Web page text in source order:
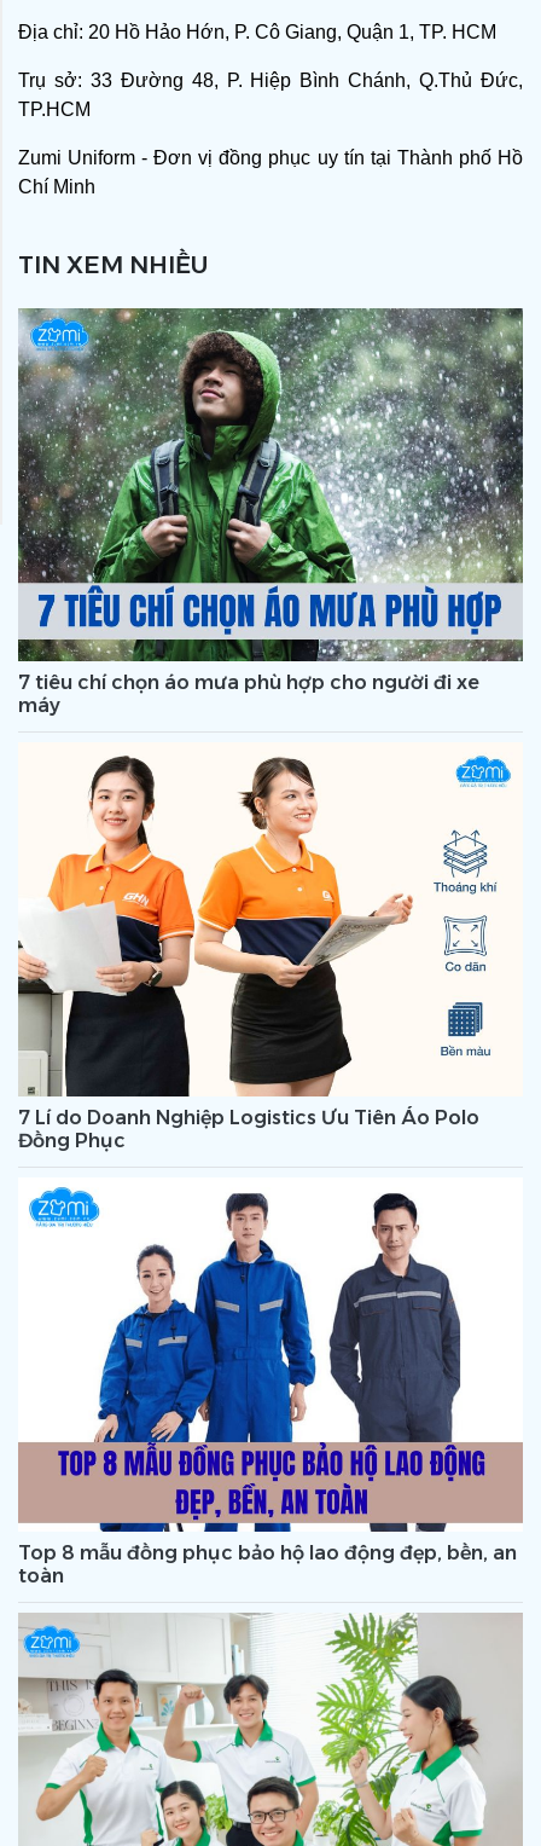
TIN XEM NHIỀU
7 tiêu chí chọn áo mưa phù hợp cho người đi xe
máy
7 Lí do Doanh Nghiệp Logistics Ưu Tiên Áo Polo
Đồng Phục
Top 8 mẫu đồng phục bảo hộ lao động đẹp, bền, an
toàn
Địa chỉ: 20 Hồ Hảo Hớn, P. Cô Giang, Quận 1, TP. HCM
Trụ sở: 33 Đường 48, P. Hiệp Bình Chánh, Q.Thủ Đức,
TP.HCM
Zumi Uniform - Đơn vị đồng phục uy tín tại Thành phố Hồ
Chí Minh